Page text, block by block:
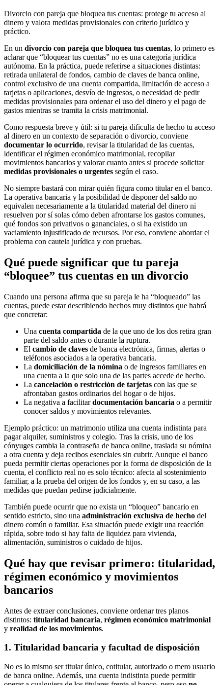
Divorcio con pareja que bloquea tus cuentas: protege tu acceso al
dinero y valora medidas provisionales con criterio jurídico y
práctico.
En un divorcio con pareja que bloquea tus cuentas, lo primero es
aclarar que “bloquear tus cuentas” no es una categoría jurídica
autónoma. En la práctica, puede referirse a situaciones distintas:
retirada unilateral de fondos, cambio de claves de banca online,
control exclusivo de una cuenta compartida, limitación de acceso a
tarjetas o aplicaciones, desvío de ingresos, o necesidad de pedir
medidas provisionales para ordenar el uso del dinero y el pago de
gastos mientras se tramita la crisis matrimonial.
Como respuesta breve y útil: si tu pareja dificulta de hecho tu acceso
al dinero en un contexto de separación o divorcio, conviene
documentar lo ocurrido, revisar la titularidad de las cuentas,
identificar el régimen económico matrimonial, recopilar
movimientos bancarios y valorar cuanto antes si procede solicitar
medidas provisionales o urgentes según el caso.
No siempre bastará con mirar quién figura como titular en el banco.
La operativa bancaria y la posibilidad de disponer del saldo no
equivalen necesariamente a la titularidad material del dinero ni
resuelven por sí solas cómo deben afrontarse los gastos comunes,
qué fondos son privativos o gananciales, o si ha existido un
vaciamiento injustificado de recursos. Por eso, conviene abordar el
problema con cautela jurídica y con pruebas.
Qué puede significar que tu pareja
“bloquee” tus cuentas en un divorcio
Cuando una persona afirma que su pareja le ha “bloqueado” las
cuentas, puede estar describiendo hechos muy distintos que habrá
que concretar:
Una cuenta compartida de la que uno de los dos retira gran
parte del saldo antes o durante la ruptura.
El cambio de claves de banca electrónica, firmas, alertas o
teléfonos asociados a la operativa bancaria.
La domiciliación de la nómina o de ingresos familiares en
una cuenta a la que solo una de las partes accede de hecho.
La cancelación o restricción de tarjetas con las que se
afrontaban gastos ordinarios del hogar o de hijos.
La negativa a facilitardocumentación bancaria o a permitir
conocer saldos y movimientos relevantes.
Ejemplo práctico: un matrimonio utiliza una cuenta indistinta para
pagar alquiler, suministros y colegio. Tras la crisis, uno de los
cónyuges cambia la contraseña de banca online, traslada su nómina
a otra cuenta y deja recibos esenciales sin cubrir. Aunque el banco
pueda permitir ciertas operaciones por la forma de disposición de la
cuenta, el conflicto real no es solo técnico: afecta al sostenimiento
familiar, a la prueba del origen de los fondos y, en su caso, a las
medidas que puedan pedirse judicialmente.
También puede ocurrir que no exista un “bloqueo” bancario en
sentido estricto, sino una administración exclusiva de hecho del
dinero común o familiar. Esa situación puede exigir una reacción
rápida, sobre todo si hay falta de liquidez para vivienda,
alimentación, suministros o cuidado de hijos.
Qué hay que revisar primero: titularidad,
régimen económico y movimientos
bancarios
Antes de extraer conclusiones, conviene ordenar tres planos
distintos: titularidad bancaria, régimen económico matrimonial
y realidad de los movimientos.
1. Titularidad bancaria y facultad de disposición
No es lo mismo ser titular único, cotitular, autorizado o mero usuario
de banca online. Además, una cuenta indistinta puede permitir